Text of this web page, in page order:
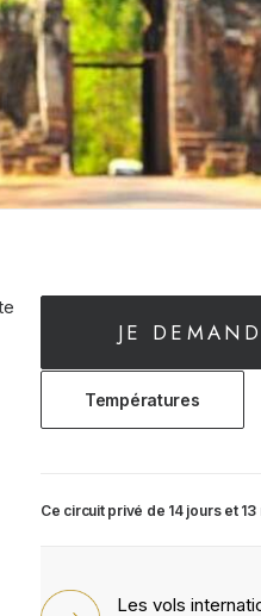
JE
Températures
Ce circuit privé de 14 jours et
Les vols